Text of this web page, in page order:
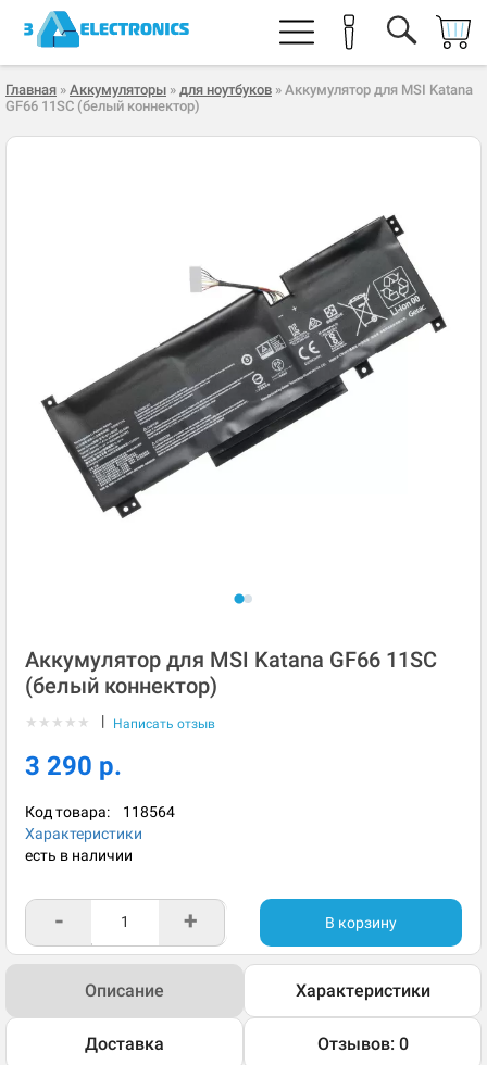
Главная » Аккумуляторы » для ноутбуков » Аккумулятор для MSI Katana
GF66 11SC (белый коннектор)
Аккумулятор для MSI Katana GF66 11SC
(белый коннектор)
★ ★ ★ ★ ★ | Написать отзыв
3 290 р.
Код товара: 118564
Характеристики
есть в наличии
- + В корзину
Описание Характеристики
Доставка Отзывов: 0